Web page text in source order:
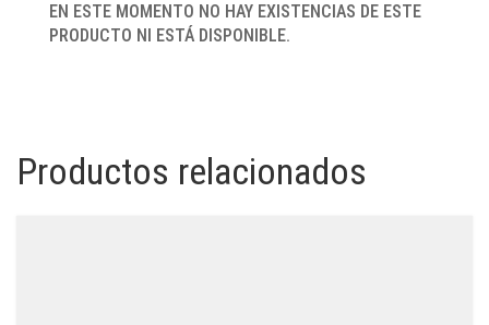
EN ESTE MOMENTO NO HAY EXISTENCIAS DE ESTE
PRODUCTO NI ESTÁ DISPONIBLE.
Productos relacionados